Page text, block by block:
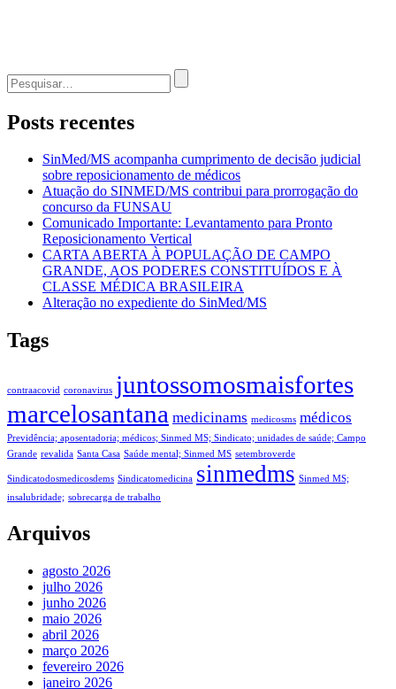
Procurar
por:
Posts recentes
SinMed/MS acompanha cumprimento de decisão judicial
sobre reposicionamento de médicos
Atuação do SINMED/MS contribui para prorrogação do
concurso da FUNSAU
Comunicado Importante: Levantamento para Pronto
Reposicionamento Vertical
CARTA ABERTA À POPULAÇÃO DE CAMPO
GRANDE, AOS PODERES CONSTITUÍDOS E À
CLASSE MÉDICA BRASILEIRA
Alteração no expediente do SinMed/MS
Tags
contraacovid coronavirus juntossomosmaisfortes
marcelosantana medicinams medicosms médicos
Previdência; aposentadoria; médicos; Sinmed MS; Sindicato; unidades de saúde; Campo
Grande revalida Santa Casa Saúde mental; Sinmed MS setembroverde
Sindicatodosmedicosdems Sindicatomedicina sinmedms Sinmed MS;
insalubridade; sobrecarga de trabalho
Arquivos
agosto 2026
julho 2026
junho 2026
maio 2026
abril 2026
março 2026
fevereiro 2026
janeiro 2026